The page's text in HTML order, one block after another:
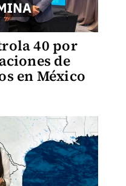
40 por
de
en México